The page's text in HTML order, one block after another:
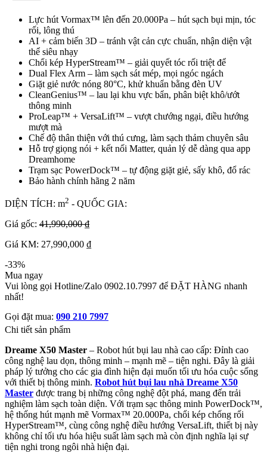
Lực hút Vormax™ lên đến 20.000Pa – hút sạch bụi mịn, tóc
rối, lông thú
AI + cảm biến 3D – tránh vật cản cực chuẩn, nhận diện vật
thể siêu nhạy
Chổi kép HyperStream™ – giải quyết tóc rối triệt để
Dual Flex Arm – làm sạch sát mép, mọi ngóc ngách
Giặt giẻ nước nóng 80°C, khử khuẩn bằng đèn UV
CleanGenius™ – lau lại khu vực bẩn, phân biệt khô/ướt
thông minh
ProLeap™ + VersaLift™ – vượt chướng ngại, điều hướng
mượt mà
Chế độ thân thiện với thú cưng, làm sạch thảm chuyên sâu
Hỗ trợ giọng nói + kết nối Matter, quản lý dễ dàng qua app
Dreamhome
Trạm sạc PowerDock™ – tự động giặt giẻ, sấy khô, đổ rác
Bảo hành chính hãng 2 năm
DIỆN TÍCH: m2 - QUỐC GIA:
Giá gốc: 41,990,000 ₫
Giá KM: 27,990,000 ₫
-33%
Mua ngay
Vui lòng gọi Hotline/Zalo 0902.10.7997 để ĐẶT HÀNG nhanh
nhất!
Gọi đặt mua: 090 210 7997
Chi tiết sản phẩm
Dreame X50 Master – Robot hút bụi lau nhà cao cấp: Đỉnh cao
công nghệ lau dọn, thông minh – mạnh mẽ – tiện nghi. Đây là giải
pháp lý tưởng cho các gia đình hiện đại muốn tối ưu hóa cuộc sống
với thiết bị thông minh. Robot hút bụi lau nhà Dreame X50
Master được trang bị những công nghệ đột phá, mang đến trải
nghiệm làm sạch toàn diện. Với trạm sạc thông minh PowerDock™,
hệ thống hút mạnh mẽ Vormax™ 20.000Pa, chổi kép chống rối
HyperStream™, cùng công nghệ điều hướng VersaLift, thiết bị này
không chỉ tối ưu hóa hiệu suất làm sạch mà còn định nghĩa lại sự
tiện nghi trong ngôi nhà hiện đại.